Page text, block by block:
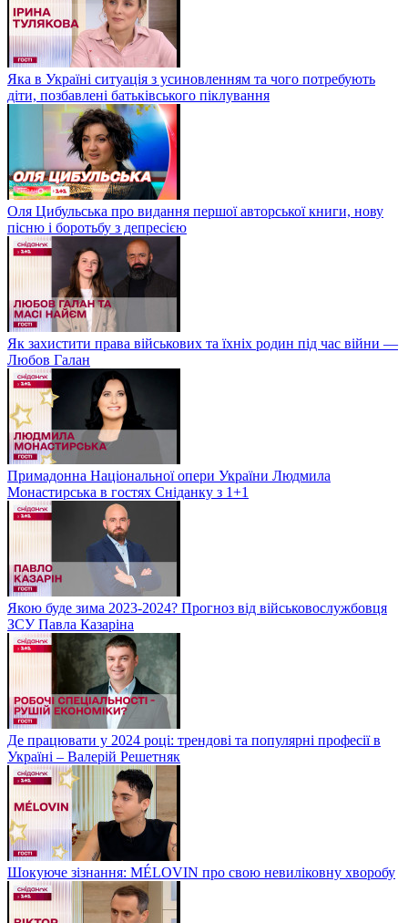
Яка в Україні ситуація з усиновленням та чого потребують
діти, позбавлені батьківського піклування
Оля Цибульська про видання першої авторської книги, нову
пісню і боротьбу з депресією
Як захистити права військових та їхніх родин під час війни —
Любов Галан
Примадонна Національної опери України Людмила
Монастирська в гостях Сніданку з 1+1
Якою буде зима 2023-2024? Прогноз від військовослужбовця
ЗСУ Павла Казаріна
Де працювати у 2024 році: трендові та популярні професії в
Україні – Валерій Решетняк
Шокуюче зізнання: MÉLOVIN про свою невиліковну хворобу